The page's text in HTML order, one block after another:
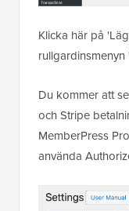
Klicka här på
rullgardinsmenyn
Du kommer att
och Stripe
MemberPress
använda